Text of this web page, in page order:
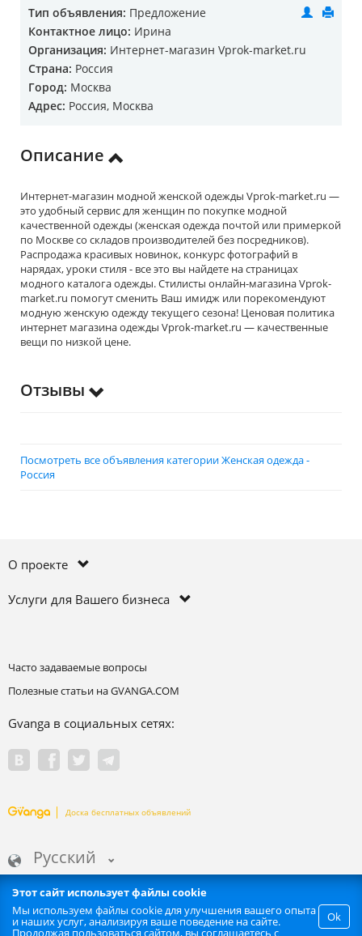
Тип объявления: Предложение
Контактное лицо: Ирина
Организация: Интернет-магазин Vprok-market.ru
Страна: Россия
Город: Москва
Адрес: Россия, Москва
Описание
Интернет-магазин модной женской одежды Vprok-market.ru —
это удобный сервис для женщин по покупке модной
качественной одежды (женская одежда почтой или примеркой
по Москве со складов производителей без посредников).
Распродажа красивых новинок, конкурс фотографий в
нарядах, уроки стиля - все это вы найдете на страницах
модного каталога одежды. Стилисты онлайн-магазина Vprok-
market.ru помогут сменить Ваш имидж или порекомендуют
модную женскую одежду текущего сезона! Ценовая политика
интернет магазина одежды Vprok-market.ru — качественные
вещи по низкой цене.
Отзывы
Посмотреть все объявления категории Женская одежда -
Россия
Этот сайт использует файлы cookie
Ok
Мы используем файлы cookie для улучшения вашего опыта
и наших услуг, анализируя ваше поведение на сайте.
Продолжая пользоваться сайтом, вы соглашаетесь с
О проекте
Услуги для Вашего бизнеса
Часто задаваемые вопросы
Полезные статьи на GVANGA.COM
Gvanga в социальных сетях:
Доска бесплатных объявлений
Русский
Запрещается любое автоматизированное извлечение информации